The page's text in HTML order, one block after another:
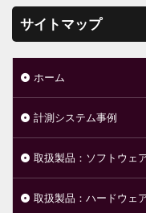
サイトマップ
ホーム
計測システム事例
取扱製品：ソフトウェ
取扱製品：ハードウェ